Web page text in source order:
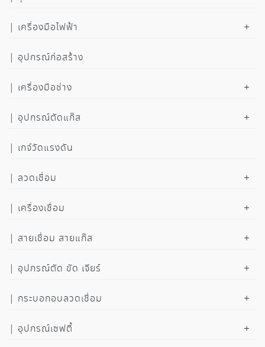
เครื่องมือไฟฟ้า
อุปกรณ์ก่อสร้าง
เครื่องมือช่าง
อุปกรณ์ตัดแก๊ส
เกจ์วัดแรงดัน
ลวดเชื่อม
เครื่องเชื่อม
สายเชื่อม สายแก๊ส
อุปกรณ์ตัด ขัด เจียร์
กระบอกอบลวดเชื่อม
อุปกรณ์เซฟตี้